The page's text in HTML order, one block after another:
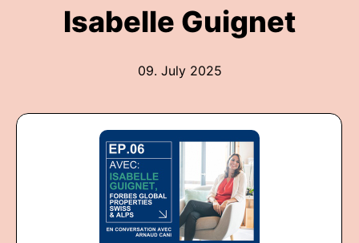
Isabelle Guignet
09. July 2025